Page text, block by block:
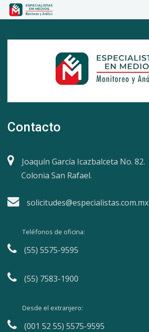
Contacto
Joaquín García Icazbalceta No. 82.
Colonia San Rafael.
solicitudes@especialistas.com.mx
Teléfonos de oficina:
(55) 5575-9595
(55) 7583-1900
Desde el extranjero:
(001 52 55) 5575-9595